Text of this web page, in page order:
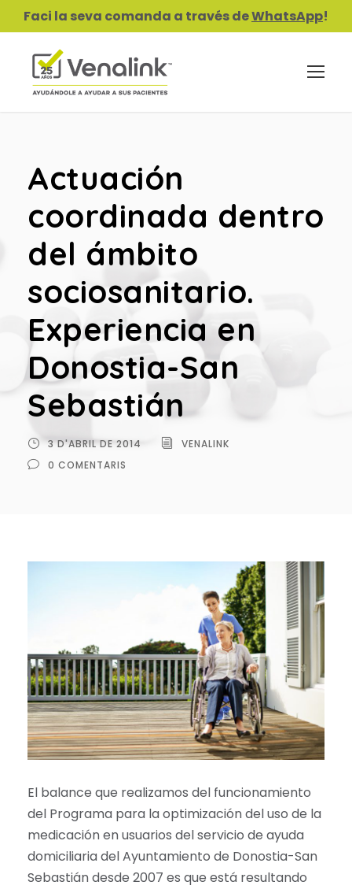
Faci la seva comanda a través deWhatsApp!
Actuación
coordinada dentro
del ámbito
sociosanitario.
Experiencia en
Donostia-San
Sebastián
3 D'ABRIL DE 2014
VENALINK
0 COMENTARIS
El balance que realizamos del funcionamiento
del Programa para la optimización del uso de la
medicación en usuarios del servicio de ayuda
domiciliaria del Ayuntamiento de Donostia-San
Sebastián desde 2007 es que está resultando